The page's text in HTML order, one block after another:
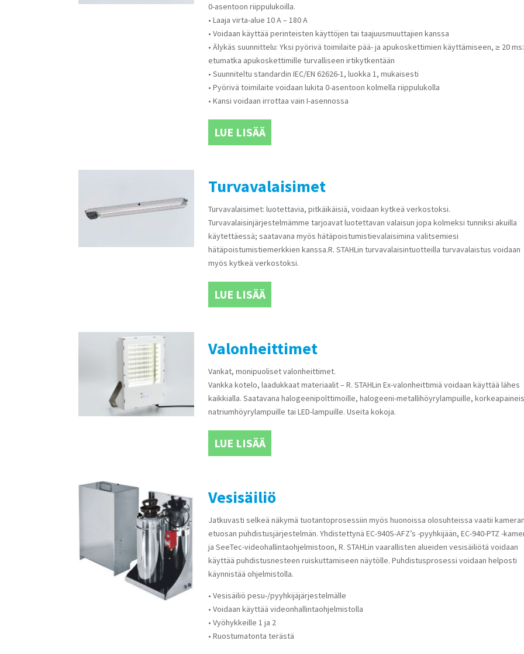
0-asentoon riippulukoilla.
• Laaja virta-alue 10 A – 180 A
• Voidaan käyttää perinteisten käyttöjen tai taajuusmuuttajien kanssa
• Älykäs suunnittelu: Yksi pyörivä toimilaite pää- ja apukoskettimien käyttämiseen, ≥ 20
etumatka apukoskettimille turvalliseen irtikytkentään
• Suunniteltu standardin IEC/EN 62626-1, luokka 1, mukaisesti
• Pyörivä toimilaite voidaan lukita 0-asentoon kolmella riippulukolla
• Kansi voidaan irrottaa vain I-asennossa
LUE LISÄÄ
Turvavalaisimet
Turvavalaisimet: luotettavia, pitkäikäisiä, voidaan kytkeä verkostoksi.
Turvavalaisinjärjestelmämme tarjoavat luotettavan valaisun jopa kolmeksi tunniksi akuilla
käytettäessä; saatavana myös hätäpoistumistievalaisimina valitsemiesi
hätäpoistumistiemerkkien kanssa.R. STAHLin turvavalaisintuotteilla turvavalaistus voidaan
myös kytkeä verkostoksi.
LUE LISÄÄ
Valonheittimet
Vankat, monipuoliset valonheittimet.
Vankka kotelo, laadukkaat materiaalit – R. STAHLin Ex-valonheittimiä voidaan käyttää lähes
kaikkialla. Saatavana halogeenipolttimoille, halogeeni-metallihöyrylampuille,
natriumhöyrylampuille tai LED-lampuille. Useita kokoja.
LUE LISÄÄ
Vesisäiliö
Jatkuvasti selkeä näkymä tuotantoprosessiin myös huonoissa olosuhteissa vaatii
etuosan puhdistusjärjestelmän. Yhdistettynä EC-940S-AFZ’s -pyyhkijään, EC-940-PTZ -
ja SeeTec-videohallintaohjelmistoon, R. STAHLin vaarallisten alueiden vesisäiliötä voidaan
käyttää puhdistusnesteen ruiskuttamiseen näytölle. Puhdistusprosessi voidaan helposti
käynnistää ohjelmistolla.
• Vesisäiliö pesu-/pyyhkijäjärjestelmälle
• Voidaan käyttää videonhallintaohjelmistolla
• Vyöhykkeille 1 ja 2
• Ruostumatonta terästä